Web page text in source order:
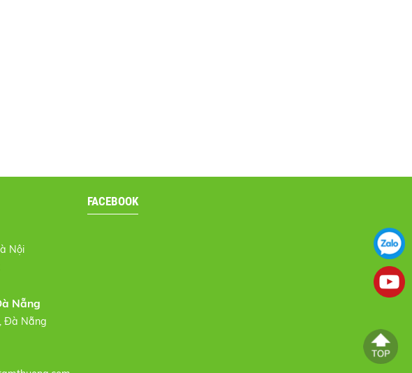
Nội
Nẵng
Đà Nẵng
FACEBOOK